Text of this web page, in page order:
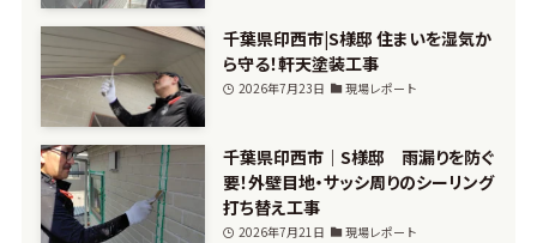
千葉県印西市|S様邸 住まいを湿気か
ら守る！軒天塗装工事
2026年7月23日 現場レポート
千葉県印西市｜S様邸 雨漏りを防ぐ
要！外壁目地・サッシ周りのシーリング
打ち替え工事
2026年7月21日 現場レポート